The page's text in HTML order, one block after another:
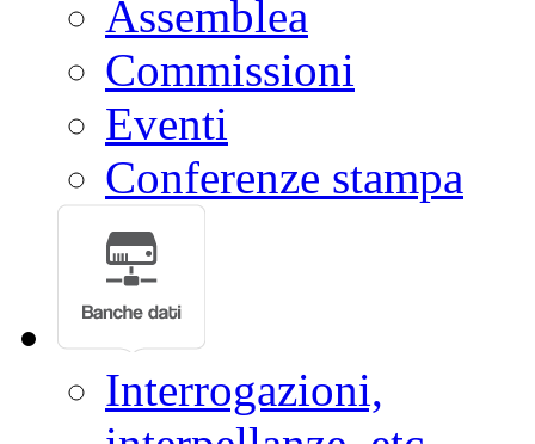
Oggi in commissione
Assemblea
Commissioni
Eventi
Conferenze stampa